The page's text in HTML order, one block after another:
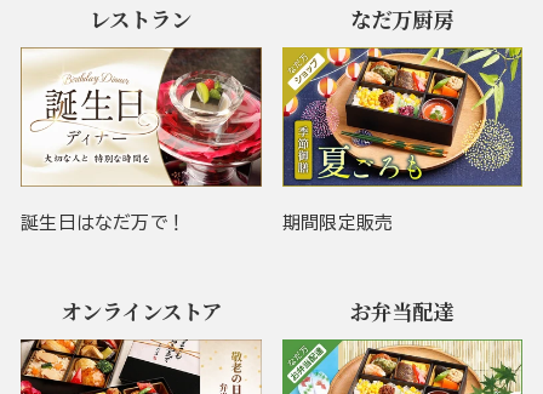
レストラン
誕生日はなだ万で！
なだ万厨房
期間限定販売
オンラインストア お弁当配達